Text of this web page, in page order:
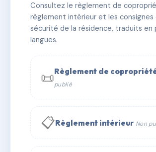
📍 esp du general leclerc, 76470 Le
✓ Immatriculée ⚠ Admin. provisoire
🏗 3 bâtiment(s)
📞 Contacter Syndic Digital 💬
✉ Email
Consultez le règlement de
règlement intérieur et les consignes
sécurité de la résidence, traduits en
langues.
📜Règlement de
publié
📋Règlement intérieur Non